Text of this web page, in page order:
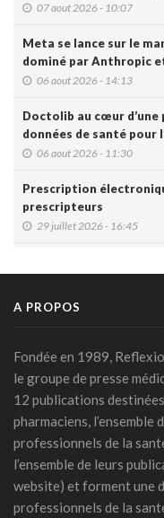
07 aout 2026 - 10:07
Meta se lance sur le
dominé par Anthropic
06 aout 2026 - 14:13
Doctolib au cœur
données de santé pour
06 aout 2026 - 11:30
Prescription
prescripteurs
29 juillet 2026 - 16:45
médicaux arrive
24 juillet 2026 - 09:14
France: le Parlement
de 15 ans, première en
21 juillet 2026 - 20:39
L'Ares finance un
la malaria en RDC
A PROPOS
Fondée en 1989,
le groupe de presse
12 publications
pharmaciens,
professionnels de la
l’ensemble de leurs
website) et forment une
professionnels de la